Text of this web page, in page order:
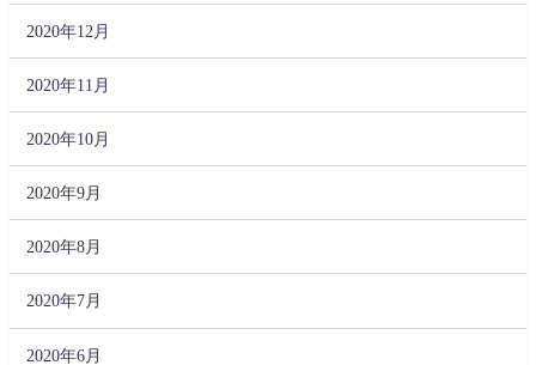
2020年12月
2020年11月
2020年10月
2020年9月
2020年8月
2020年7月
2020年6月